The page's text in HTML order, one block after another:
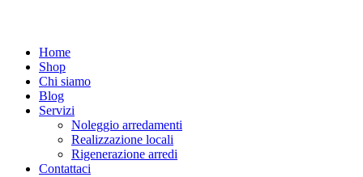
Home
Shop
Chi siamo
Blog
Servizi
Noleggio arredamenti
Realizzazione locali
Rigenerazione arredi
Contattaci